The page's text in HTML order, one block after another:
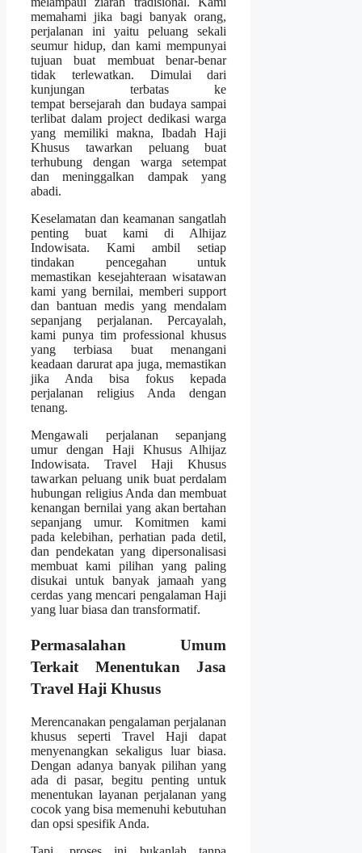
memahami jika bagi banyak orang,
perjalanan ini yaitu peluang sekali
seumur hidup, dan kami mempunyai
tujuan buat membuat benar-benar
tidak terlewatkan. Dimulai dari
kunjungan terbatas ke
tempat bersejarah dan budaya sampai
terlibat dalam project dedikasi warga
yang memiliki makna, Ibadah Haji
Khusus tawarkan peluang buat
terhubung dengan warga setempat
dan meninggalkan dampak yang
abadi.
Keselamatan dan keamanan sangatlah
penting buat kami di Alhijaz
Indowisata. Kami ambil setiap
tindakan pencegahan untuk
memastikan kesejahteraan wisatawan
kami yang bernilai, memberi support
dan bantuan medis yang mendalam
sepanjang perjalanan. Percayalah,
kami punya tim professional khusus
yang terbiasa buat menangani
keadaan darurat apa juga, memastikan
jika Anda bisa fokus kepada
perjalanan religius Anda dengan
tenang.
Mengawali perjalanan sepanjang
umur dengan Haji Khusus Alhijaz
Indowisata. Travel Haji Khusus
tawarkan peluang unik buat perdalam
hubungan religius Anda dan membuat
kenangan bernilai yang akan bertahan
sepanjang umur. Komitmen kami
pada kelebihan, perhatian pada detil,
dan pendekatan yang dipersonalisasi
membuat kami pilihan yang paling
disukai untuk banyak jamaah yang
cerdas yang mencari pengalaman Haji
yang luar biasa dan transformatif.
Permasalahan Umum
Terkait Menentukan Jasa
Travel Haji Khusus
Merencanakan pengalaman perjalanan
khusus seperti Travel Haji dapat
menyenangkan sekaligus luar biasa.
Dengan adanya banyak pilihan yang
ada di pasar, begitu penting untuk
menentukan layanan perjalanan yang
cocok yang bisa memenuhi kebutuhan
dan opsi spesifik Anda.